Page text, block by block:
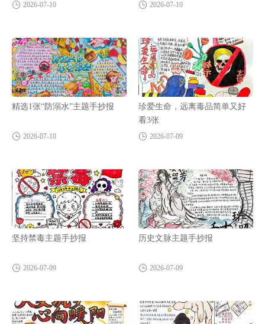
2026-07-10 2026-07-10
精选1张“防溺水”主题手抄报
2026-07-10
珍爱生命，远离毒品简单又好
看3张
2026-07-09
坚持禁毒主题手抄报
2026-07-09
历史文脉主题手抄报
2026-07-09